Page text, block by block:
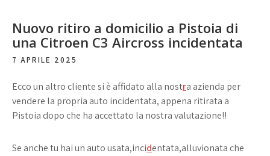
Nuovo ritiro a domicilio a Pistoia di
una Citroen C3 Aircross incidentata
7 APRILE 2025
Ecco un altro cliente si è affidato alla nostra azienda per
vendere la propria auto incidentata, appena ritirata a
Pistoia dopo che ha accettato la nostra valutazione!!
Se anche tu hai un auto usata,incidentata,alluvionata che